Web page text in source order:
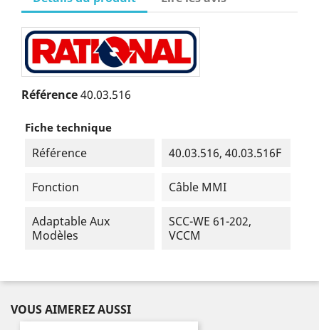
Référence40.03.516
Fiche technique
Référence 40.03.516, 40.03.516F
Fonction Câble MMI
Adaptable Aux
Modèles
SCC-WE 61-202,
VCCM
VOUS AIMEREZ AUSSI